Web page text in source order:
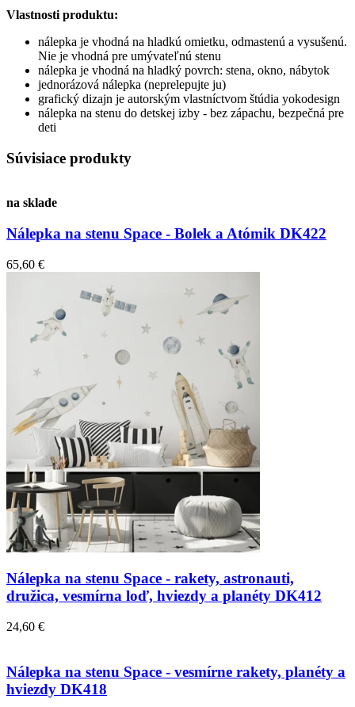
Vlastnosti produktu:
nálepka je vhodná na hladkú omietku, odmastenú a vysušenú.
Nie je vhodná pre umývateľnú stenu
nálepka je vhodná na hladký povrch: stena, okno, nábytok
jednorázová nálepka (neprelepujte ju)
grafický dizajn je autorským vlastníctvom štúdia yokodesign
nálepka na stenu do detskej izby - bez zápachu, bezpečná pre
deti
Súvisiace produkty
na sklade
Nálepka na stenu Space - Bolek a Atómik DK422
65,60 €
Nálepka na stenu Space - rakety, astronauti,
družica, vesmírna loď, hviezdy a planéty DK412
24,60 €
Nálepka na stenu Space - vesmírne rakety, planéty a
hviezdy DK418